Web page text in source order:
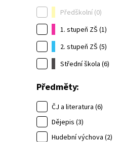
Předškolní (0)
1. stupeň ZŠ (1)
2. stupeň ZŠ (5)
Střední škola (6)
Předměty:
ČJ a literatura (6)
Dějepis (3)
Hudební výchova (2)